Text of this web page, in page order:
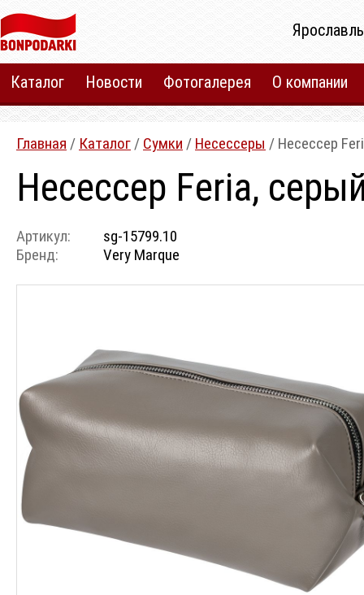
Каталог Новости Фотогалерея О компании
Главная / Каталог / Сумки / Несессеры / Несессер
Несессер Feria,
Артикул:
Бренд:
sg-15799.10
Very Marque